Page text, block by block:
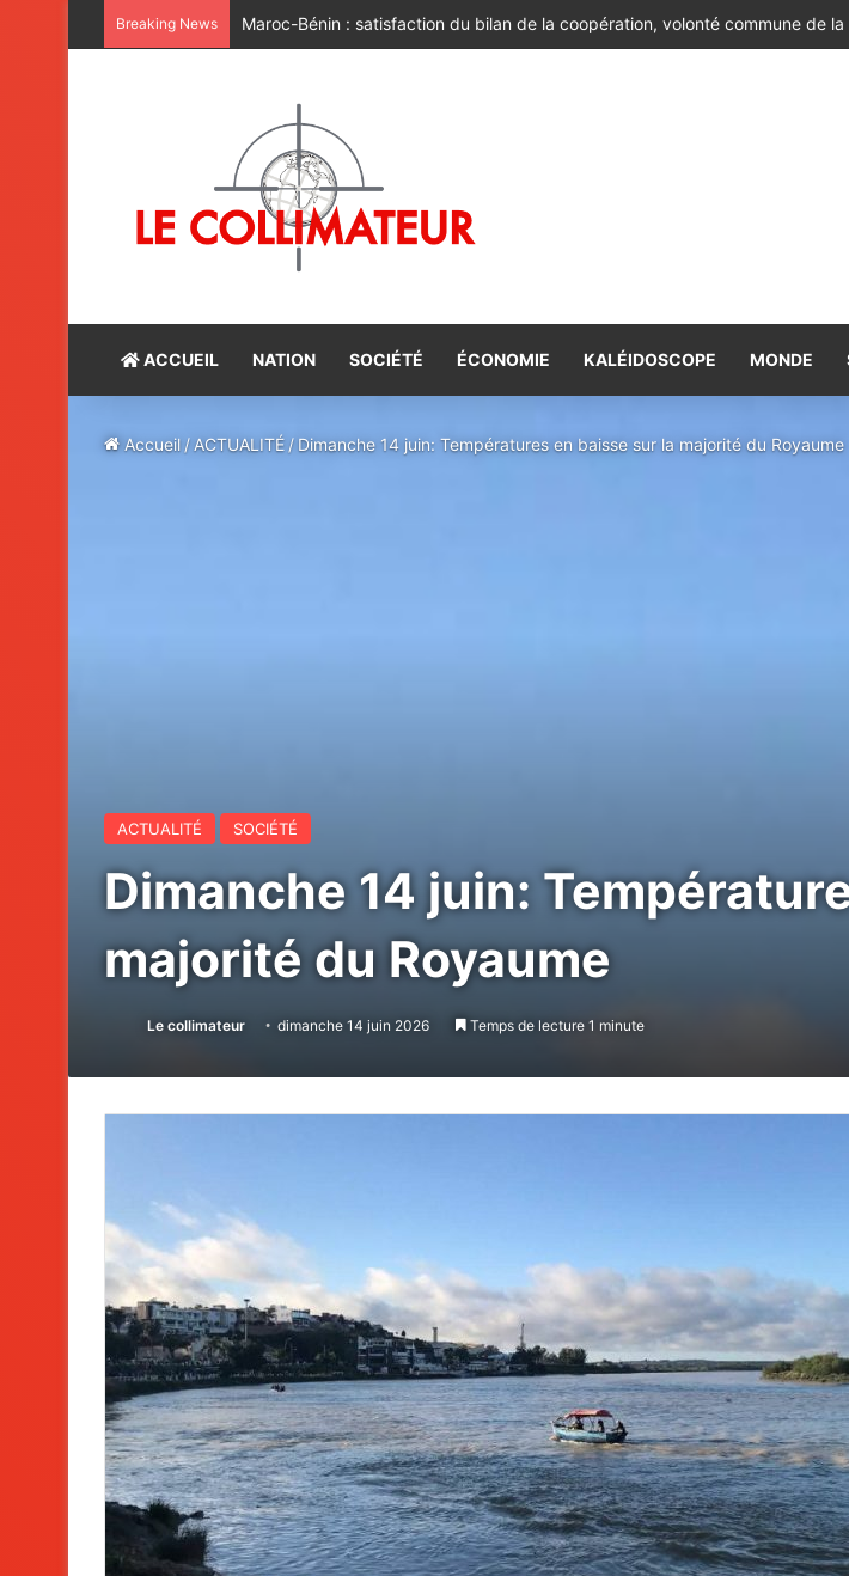
Breaking News Le Bénin réaffirme sa position constante de soutien à la marocanité du Sahara
ACCUEIL NATION SOCIÉTÉ ÉCONOMIE KALÉIDOSCOPE MONDE
Accueil / ACTUALITÉ /Dimanche 14 juin: Températures en baisse sur la majorité du Royaume
ACTUALITÉ SOCIÉTÉ
Dimanche 14 juin:
majorité du Royaume
Le collimateur dimanche 14 juin 2026 Temps de lecture 1 minute